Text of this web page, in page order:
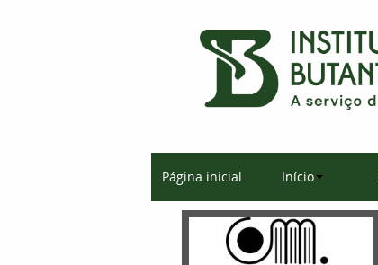
Página inicial Início